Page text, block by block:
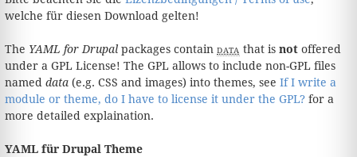
welche für diesen Download gelten!
The YAML for Drupal packages contain data that is notoffered
under a GPL License! The GPL allows to include non-GPL files
named data (e.g. CSS and images) into themes, see If I write a
module or theme, do I have to license it under the GPL? for a
more detailed explaination.
YAML für Drupal Theme